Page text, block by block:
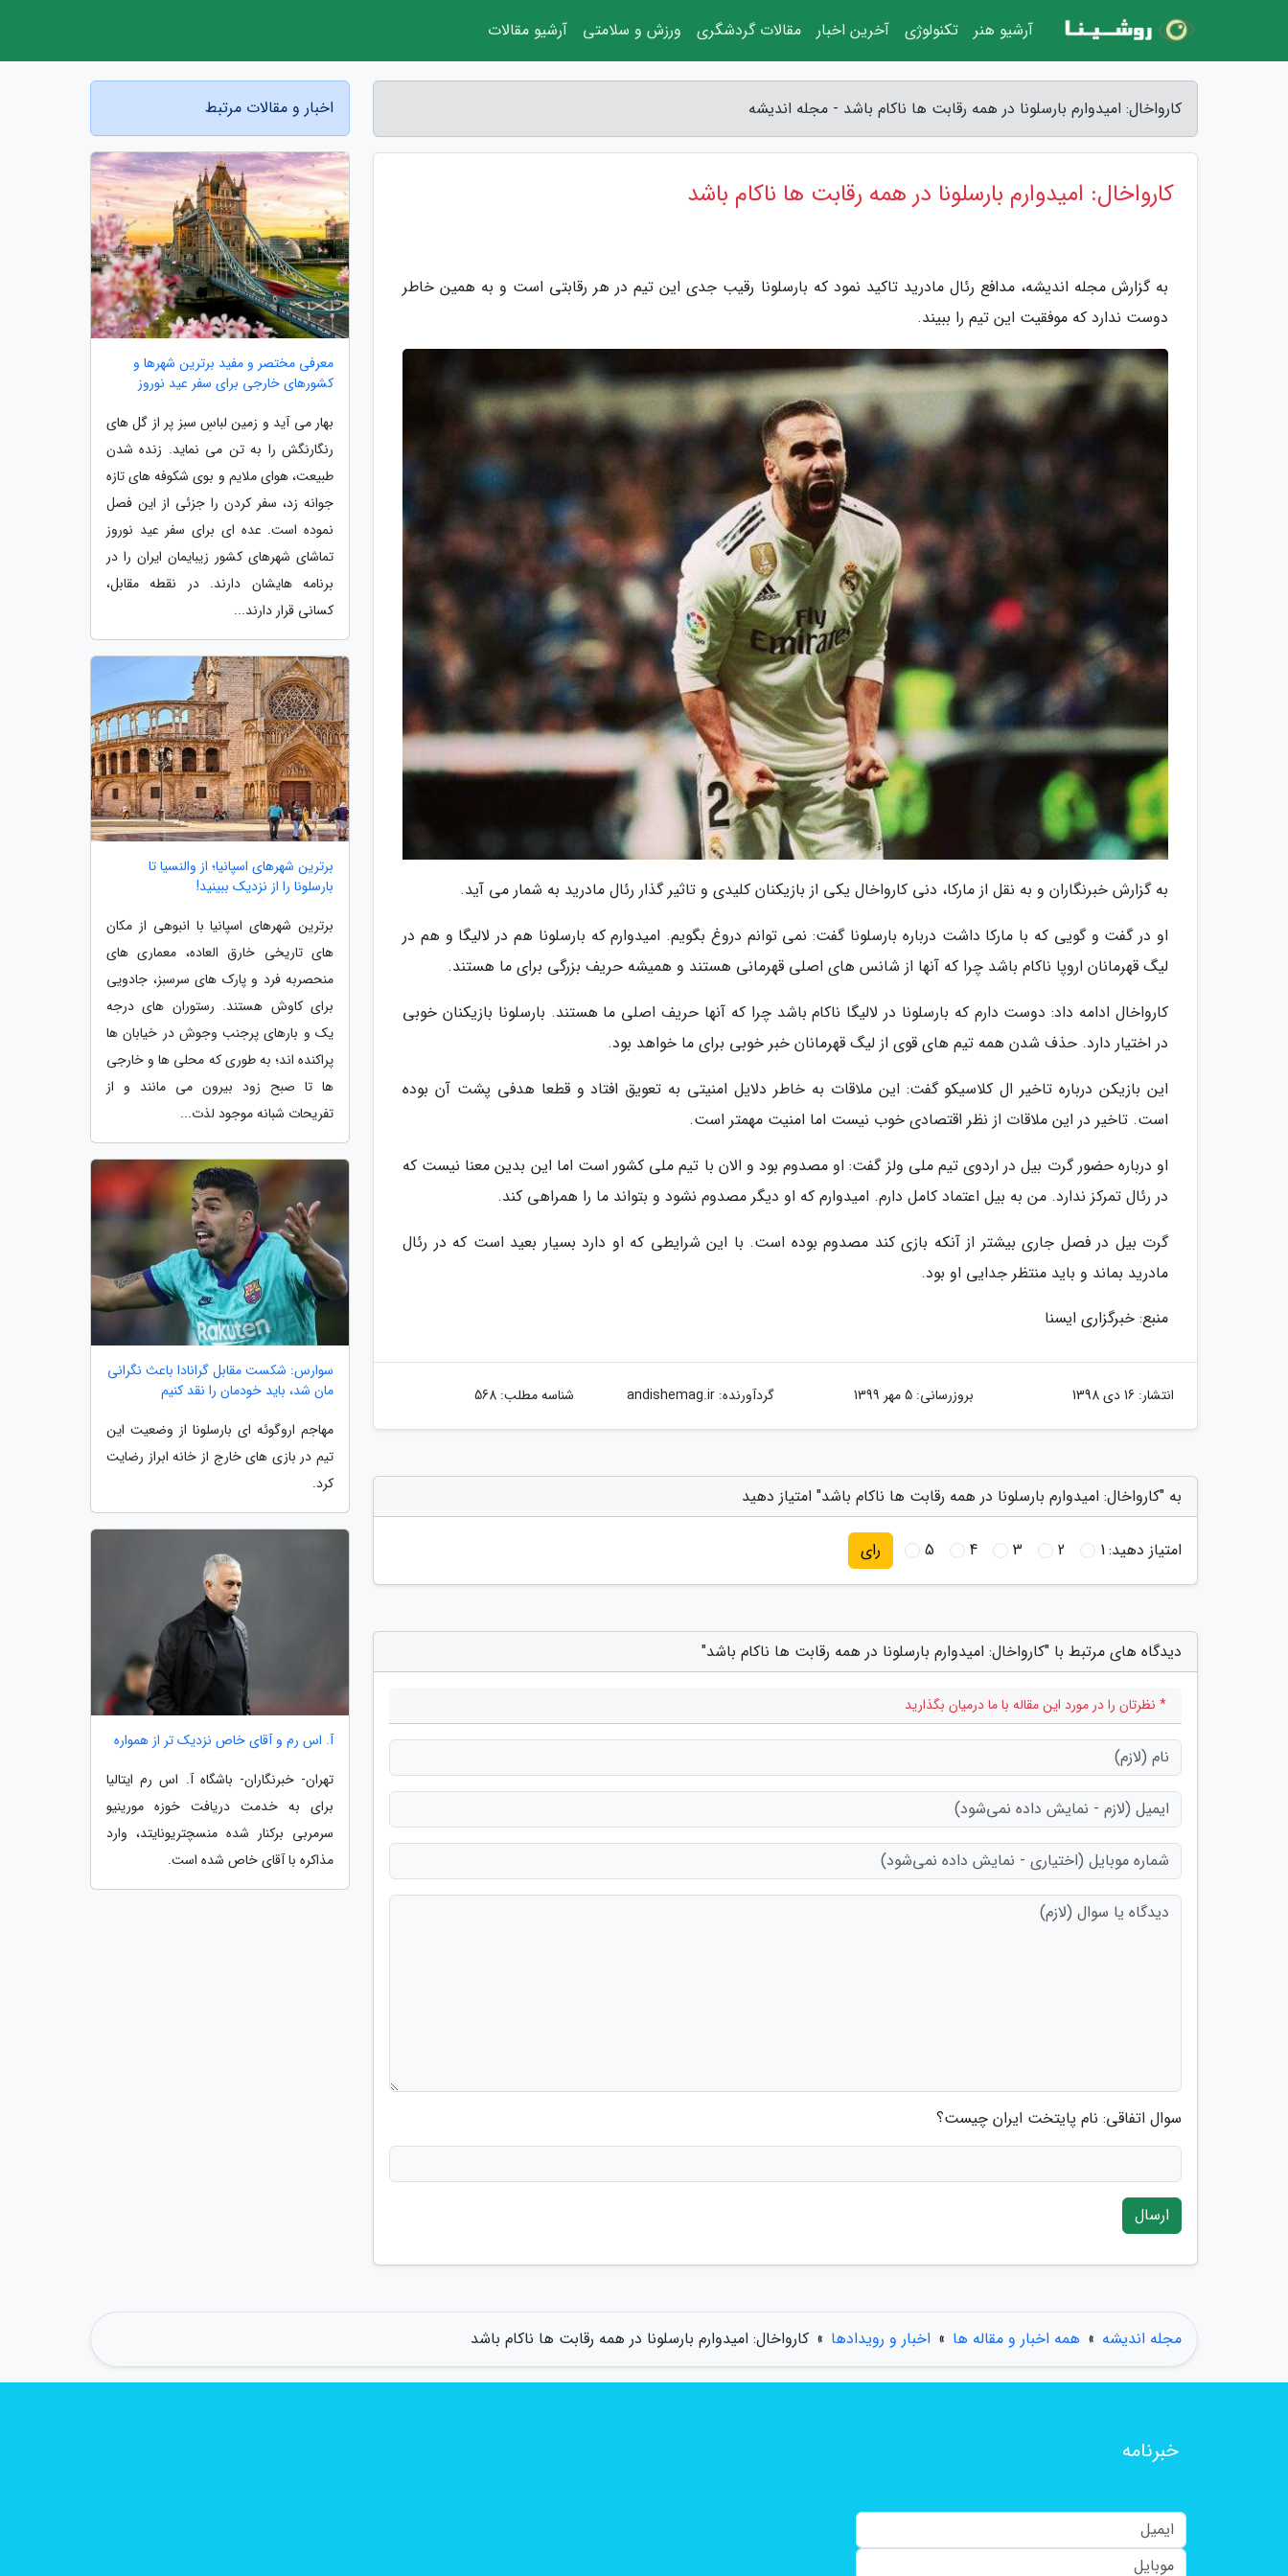
کارواخال: امیدوارم بارسلونا در همه رقابت ها ناکام باشد - مجله اندیشه
کارواخال: امیدوارم بارسلونا در همه رقابت ها ناکام باشد
به گزارش مجله اندیشه، مدافع رئال مادرید تاکید نمود که بارسلونا رقیب جدی این تیم در هر رقابتی است و به همین خاطر
دوست ندارد که موفقیت این تیم را ببیند.
به گزارش خبرنگاران و به نقل از مارکا، دنی کارواخال یکی از بازیکنان کلیدی و تاثیر گذار رئال مادرید به شمار می آید.
او در گفت و گویی که با مارکا داشت درباره بارسلونا گفت: نمی توانم دروغ بگویم. امیدوارم که بارسلونا هم در لالیگا و هم در
لیگ قهرمانان اروپا ناکام باشد چرا که آنها از شانس های اصلی قهرمانی هستند و همیشه حریف بزرگی برای ما هستند.
کارواخال ادامه داد: دوست دارم که بارسلونا در لالیگا ناکام باشد چرا که آنها حریف اصلی ما هستند. بارسلونا بازیکنان خوبی
در اختیار دارد. حذف شدن همه تیم های قوی از لیگ قهرمانان خبر خوبی برای ما خواهد بود.
این بازیکن درباره تاخیر ال کلاسیکو گفت: این ملاقات به خاطر دلایل امنیتی به تعویق افتاد و قطعا هدفی پشت آن بوده
است. تاخیر در این ملاقات از نظر اقتصادی خوب نیست اما امنیت مهمتر است.
او درباره حضور گرت بیل در اردوی تیم ملی ولز گفت: او مصدوم بود و الان با تیم ملی کشور است اما این بدین معنا نیست که
در رئال تمرکز ندارد. من به بیل اعتماد کامل دارم. امیدوارم که او دیگر مصدوم نشود و بتواند ما را همراهی کند.
گرت بیل در فصل جاری بیشتر از آنکه بازی کند مصدوم بوده است. با این شرایطی که او دارد بسیار بعید است که در رئال
مادرید بماند و باید منتظر جدایی او بود.
منبع: خبرگزاری ایسنا
انتشار: 16 دی 1398 بروزرسانی: 5 مهر 1399 گردآورنده:andishemag.ir شناسه مطلب: 568
به "کارواخال: امیدوارم بارسلونا در همه رقابت ها ناکام باشد" امتیاز دهید
امتیاز دهید:1
2
3
4
5 رای
دیدگاه های مرتبط با "کارواخال: امیدوارم بارسلونا در همه رقابت ها ناکام باشد"
* نظرتان را در مورد این مقاله با ما درمیان بگذارید
سوال اتفاقی: نام پایتخت ایران چیست؟
ارسال
اخبار و مقالات مرتبط
معرفی مختصر و مفید برترین شهرها و
کشورهای خارجی برای سفر عید نوروز
بهار می آید و زمین لباسِ سبز پر از گل های
رنگارنگش را به تن می نماید. زنده شدن
طبیعت، هوای ملایم و بوی شکوفه های تازه
جوانه زد، سفر کردن را جزئی از این فصل
نموده است. عده ای برای سفر عید نوروز
تماشای شهرهای کشور زیبایمان ایران را در
برنامه هایشان دارند. در نقطه مقابل،
کسانی قرار دارند...
برترین شهرهای اسپانیا؛ از والنسیا تا
بارسلونا را از نزدیک ببینید!
برترین شهرهای اسپانیا با انبوهی از مکان
های تاریخی خارق العاده، معماری های
منحصربه فرد و پارک های سرسبز، جادویی
برای کاوش هستند. رستوران های درجه
یک و بارهای پرجنب وجوش در خیابان ها
پراکنده اند؛ به طوری که محلی ها و خارجی
ها تا صبح زود بیرون می مانند و از
تفریحات شبانه موجود لذت...
سوارس: شکست مقابل گرانادا باعث نگرانی
مان شد، باید خودمان را نقد کنیم
مهاجم اروگوئه ای بارسلونا از وضعیت این
تیم در بازی های خارج از خانه ابراز رضایت
کرد.
آ. اس رم و آقای خاص نزدیک تر از همواره
تهران- خبرنگاران- باشگاه آ. اس رم ایتالیا
برای به خدمت دریافت خوزه مورینیو
سرمربی برکنار شده منسچتریونایتد، وارد
مذاکره با آقای خاص شده است.
مجله اندیشه » همه اخبار و مقاله ها » اخبار و رویدادها » کارواخال: امیدوارم بارسلونا در همه رقابت ها ناکام باشد
آرشیو هنر تکنولوژی آخرین اخبار مقالات گردشگری ورزش و سلامتی آرشیو مقالات
خبرنامه